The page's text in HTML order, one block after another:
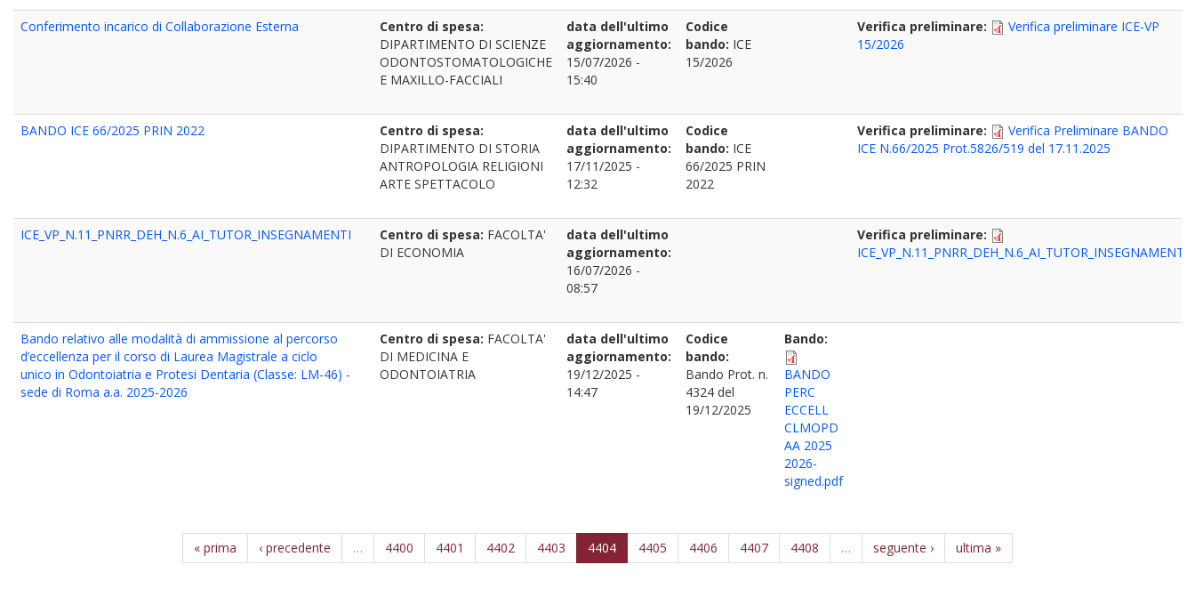
Conferimento incarico di Collaborazione Esterna
Centro di spesa:
DIPARTIMENTO DI SCIENZE
ODONTOSTOMATOLOGICHE
E MAXILLO-FACCIALI
data dell'ultimo
aggiornamento:
15/07/2026 -
15:40
Codice
bando: ICE
15/2026
Verifica preliminare:
Verifica preliminare ICE-VP
15/2026
BANDO ICE 66/2025 PRIN 2022
Centro di spesa:
DIPARTIMENTO DI STORIA
ANTROPOLOGIA RELIGIONI
ARTE SPETTACOLO
data dell'ultimo
aggiornamento:
17/11/2025 -
12:32
Codice
bando: ICE
66/2025 PRIN
2022
Verifica preliminare:
Verifica Preliminare BANDO
ICE N.66/2025 Prot.5826/519 del 17.11.2025
ICE_VP_N.11_PNRR_DEH_N.6_AI_TUTOR_INSEGNAMENTI Centro di spesa: FACOLTA'
DI ECONOMIA
data dell'ultimo
aggiornamento:
16/07/2026 -
08:57
Verifica preliminare:
ICE_VP_N.11_PNRR_DEH_N.6_AI_TUTOR_INSEGNAMENTI
Bando relativo alle modalità di ammissione al percorso
d’eccellenza per il corso di Laurea Magistrale a ciclo
unico in Odontoiatria e Protesi Dentaria (Classe: LM-46) -
sede di Roma a.a. 2025-2026
Centro di spesa: FACOLTA'
DI MEDICINA E
ODONTOIATRIA
data dell'ultimo
aggiornamento:
19/12/2025 -
14:47
Codice
bando:
Bando Prot. n.
4324 del
19/12/2025
Bando:
BANDO
PERC
ECCELL
CLMOPD
AA 2025
2026-
signed.pdf
« prima ‹ precedente … 4400 4401 4402 4403 4404 4405 4406 4407 4408 … seguente › ultima »